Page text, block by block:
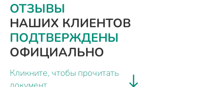
ОТЗЫВЫ
НАШИХ КЛИЕНТОВ
ПОДТВЕРЖДЕНЫ
ОФИЦИАЛЬНО
Кликните, чтобы прочитать